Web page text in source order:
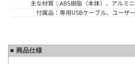
■ 商品仕様